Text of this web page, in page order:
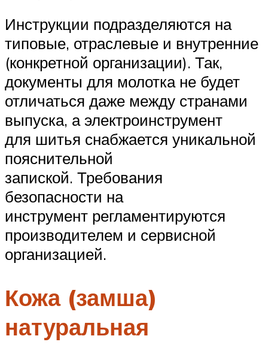
Инструкции подразделяются на
типовые, отраслевые и внутренние
(конкретной организации). Так,
документы для молотка не будет
отличаться даже между странами
выпуска, а электроинструмент
для шитья снабжается уникальной
пояснительной
запиской. Требования
безопасности на
инструмент регламентируются
производителем и сервисной
организацией.
Кожа (замша)
натуральная